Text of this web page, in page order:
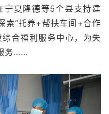
夏隆德等5个县支持建
索“托养+帮扶车间+合作
合福利服务中心，为失
务……